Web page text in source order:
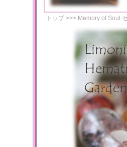
トップ>>> Memory of Soul